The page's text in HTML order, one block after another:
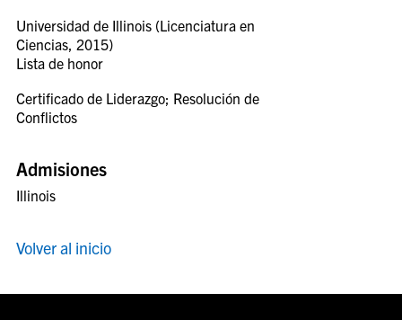
Universidad de Illinois (Licenciatura en
Ciencias, 2015)
Lista de honor
Certificado de Liderazgo; Resolución de
Conflictos
Admisiones
Illinois
Volver al inicio